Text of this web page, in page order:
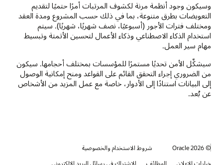
وسيكون وجود أنظمة مرنة لكشوف المرتبات أمرًا حتميًا لتقديم
التعويضات بطرق متنوعة، بما في ذلك حسب المشروع ومدة العقد
ومختلف فترات الأجور (أسبوعيًا، نصف شهريًا، شهريًا). سيتم
استخدام الذكاء الاصطناعي وذكاء الأعمال لتحسين الأتمتة وتبسيط
مهام سير العمل.
سيشكِّل الأمن تحديًا مستمرًا للمؤسسات بمختلف أحجامها. سيكون
من الضروري إجراء التحقق القائم على القواعد ومنح إمكانية الوصول
إلى البيانات استنادًا إلى الأدوار، خاصة مع عمل المزيد من الأشخاص
عن بُعد.
© 2026 Oracle
شروط الاستخدام والخصوصية
خيارات الإعلان
الوظائف الاشتراك في رسائل البريد الإلكتروني